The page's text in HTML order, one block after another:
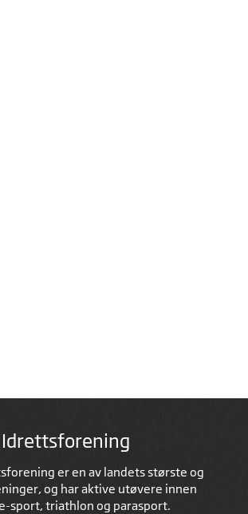
er en av landets største og
og har aktive utøvere innen
sport, triathlon og parasport.